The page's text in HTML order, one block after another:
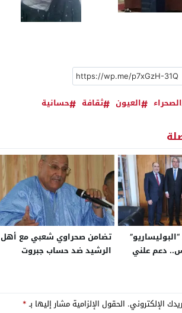
الصحراء العيون ثقافة حسانية
دعم علني
أمام
لمقترح
تضامن صحراوي شعبي مع أهل
الرشيد ضد حساب جبروت
الإلكتروني. الحقول الإلزامية مشار إليها بـ*